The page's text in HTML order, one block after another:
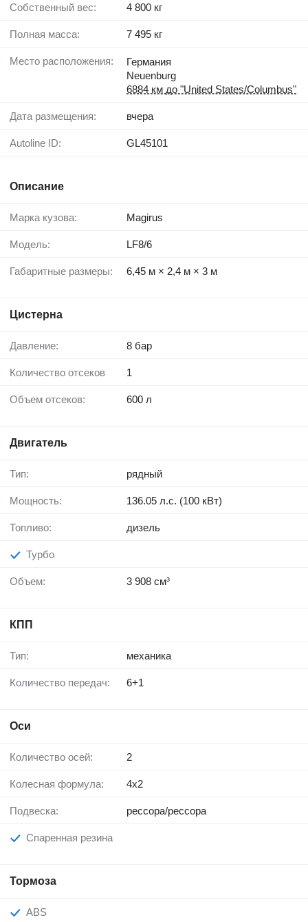
Собственный вес: 4 800 кг
Полная масса: 7 495 кг
Место расположения:
Германия
Neuenburg
6884 км до "United States/Columbus"
Дата размещения: вчера
Autoline ID: GL45101
Описание
Марка кузова: Magirus
Модель: LF8/6
Габаритные размеры: 6,45 м × 2,4 м × 3 м
Цистерна
Давление: 8 бар
Количество отсеков 1
Объем отсеков: 600 л
Двигатель
Тип: рядный
Мощность: 136.05 л.с. (100 кВт)
Топливо: дизель
Турбо
Объем: 3 908 см³
КПП
Тип: механика
Количество передач: 6+1
Оси
Количество осей: 2
Колесная формула: 4x2
Подвеска: рессора/рессора
Спаренная резина
Тормоза
ABS